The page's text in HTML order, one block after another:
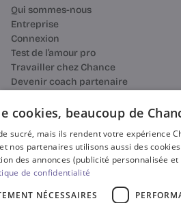
Qui sommes-nous
Entreprise
Connexion
Test de l’amour pro
Travailler chez Chance
Devenir coach partenaire
Ressources
Bilan de compétences
Reconversion professionnelle
Blog
Média
Presse
Où faire votre bilan de compétences ?
cookies, beaucoup de
sucré, mais ils rendent votre expérience
nos partenaires utilisons aussi des
des annonces (publicité personnalisée
de confidentialité
NÉCESSAIRES